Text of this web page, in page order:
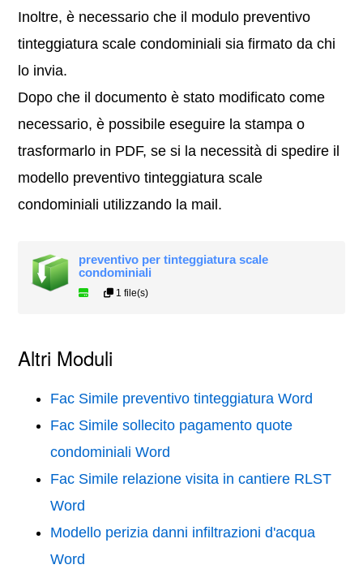
Inoltre, è necessario che il modulo preventivo
tinteggiatura scale condominiali sia firmato da chi
lo invia.
Dopo che il documento è stato modificato come
necessario, è possibile eseguire la stampa o
trasformarlo in PDF, se si la necessità di spedire il
modello preventivo tinteggiatura scale
condominiali utilizzando la mail.
preventivo per tinteggiatura scale
condominiali
1 file(s)
Altri Moduli
Fac Simile preventivo tinteggiatura Word
Fac Simile sollecito pagamento quote
condominiali Word
Fac Simile relazione visita in cantiere RLST
Word
Modello perizia danni infiltrazioni d'acqua
Word